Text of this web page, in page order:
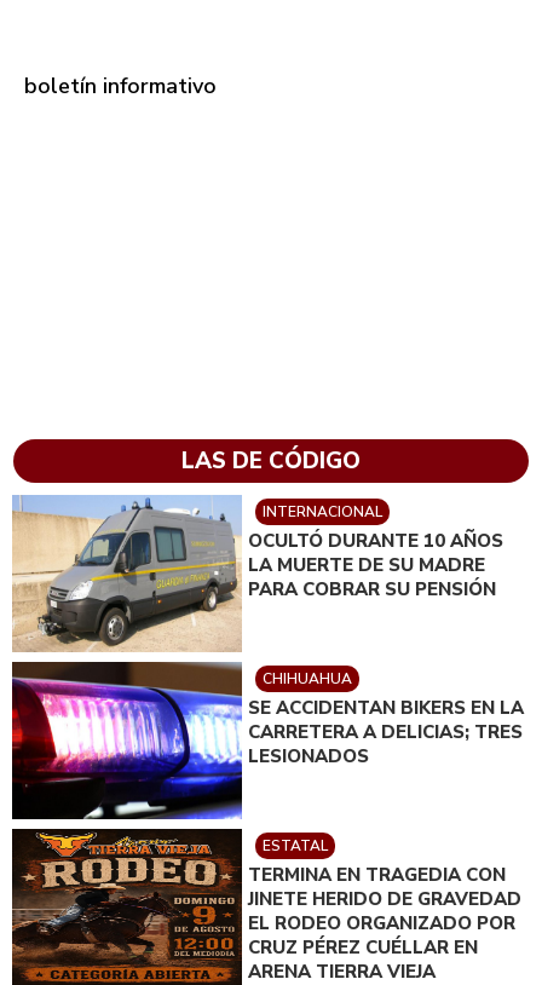
boletín informativo
LAS DE CÓDIGO
INTERNACIONAL
OCULTÓ DURANTE 10 AÑOS
LA MUERTE DE SU MADRE
PARA COBRAR SU PENSIÓN
CHIHUAHUA
SE ACCIDENTAN BIKERS EN LA
CARRETERA A DELICIAS; TRES
LESIONADOS
ESTATAL
TERMINA EN TRAGEDIA CON
JINETE HERIDO DE GRAVEDAD
EL RODEO ORGANIZADO POR
CRUZ PÉREZ CUÉLLAR EN
ARENA TIERRA VIEJA